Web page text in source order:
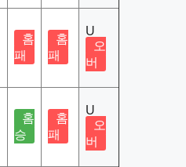
홈
패
홈
패
U
오
버
홈
승
홈
패
U
오
버